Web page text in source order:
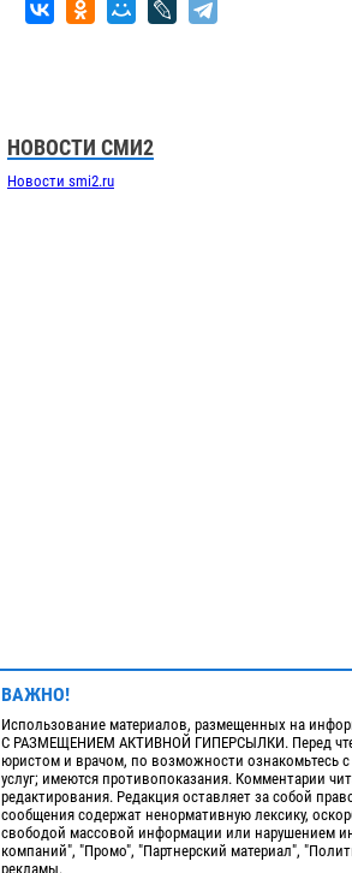
НОВОСТИ СМИ2
Новости smi2.ru
ВАЖНО!
Использование материалов, размещенных на
С РАЗМЕЩЕНИЕМ АКТИВНОЙ ГИПЕРСЫЛКИ. Перед
юристом и врачом, по возможности ознакомьтесь
услуг; имеются противопоказания. Комментарии
редактирования. Редакция оставляет за собой
сообщения содержат ненормативную лексику,
свободой массовой информации или нарушением
компаний", "Промо", "Партнерский материал",
рекламы.